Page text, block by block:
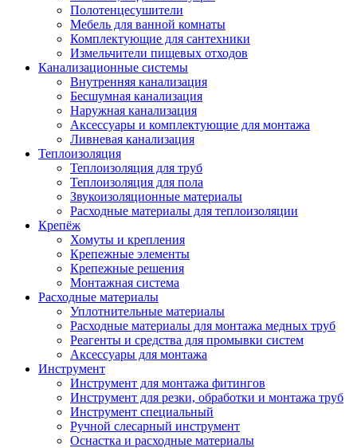
Полотенцесушители
Мебель для ванной комнаты
Комплектующие для сантехники
Измельчители пищевых отходов
Канализационные системы
Внутренняя канализация
Бесшумная канализация
Наружная канализация
Аксессуары и комплектующие для монтажа
Ливневая канализация
Теплоизоляция
Теплоизоляция для труб
Теплоизоляция для пола
Звукоизоляционные материалы
Расходные материалы для теплоизоляции
Крепёж
Хомуты и крепления
Крепежные элементы
Крепежные решения
Монтажная система
Расходные материалы
Уплотнительные материалы
Расходные материалы для монтажа медных труб
Реагенты и средства для промывки систем
Аксессуары для монтажа
Инструмент
Инструмент для монтажа фитингов
Инструмент для резки, обработки и монтажа труб
Инструмент специальный
Ручной слесарный инструмент
Оснастка и расходные материалы